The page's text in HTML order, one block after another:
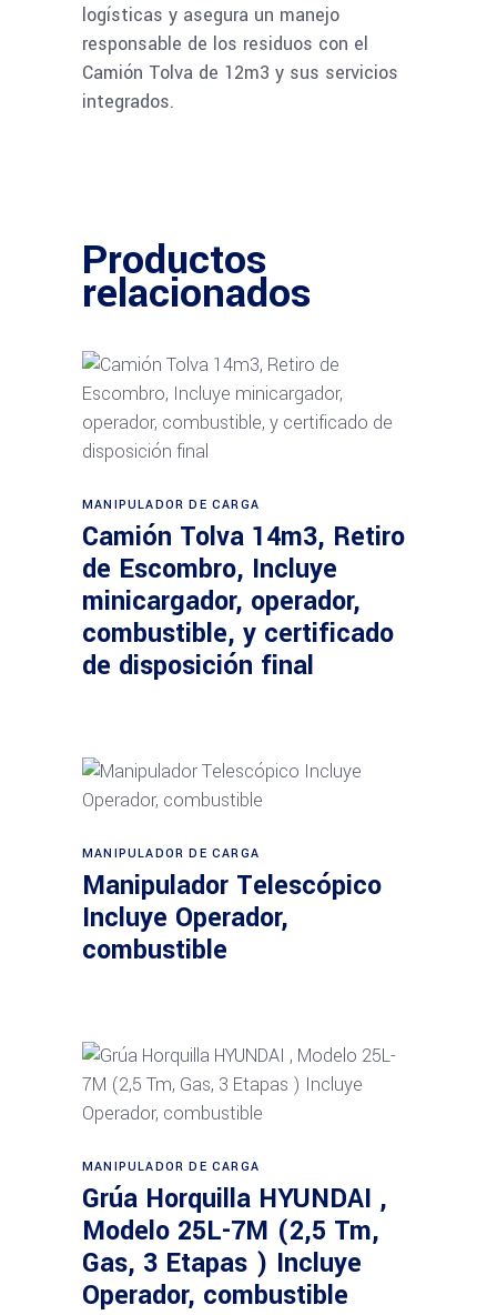
logísticas y asegura un manejo
responsable de los residuos con el
Camión Tolva de 12m3 y sus servicios
integrados.
Productos
relacionados
Leer más
MANIPULADOR DE CARGA
Camión Tolva 14m3, Retiro
de Escombro, Incluye
minicargador, operador,
combustible, y certificado
de disposición final
Leer más
MANIPULADOR DE CARGA
Manipulador Telescópico
Incluye Operador,
combustible
Leer más
MANIPULADOR DE CARGA
Grúa Horquilla HYUNDAI ,
Modelo 25L-7M (2,5 Tm,
Gas, 3 Etapas ) Incluye
Operador, combustible